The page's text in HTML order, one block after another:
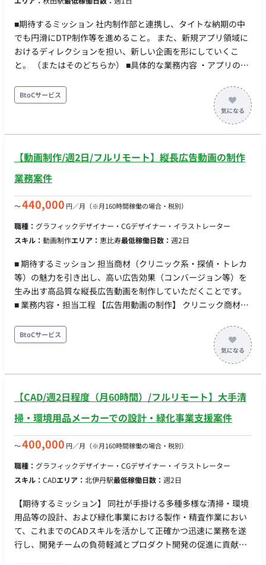
■期待するミッション 社内制作部と連携し、タイトな納期の中
でも円滑にDTP制作等を進めること。 また、新規アプリ領域に
おけるディレクションを担い、新しい企画を形にしていくこ
と。 （またはそのどちらか） ■具体的な業務内容 ・アプリのデ
ームページ関連の作業 ・社内制作部との連携、進行管理 ※アプ
リディレクションとDTP作業の両方をご対応いただける方がベ
ストですが、どちらか一方のみの得意領域でのご参画もご相談
可能です。 ■担当工程（業務範囲） 企画立案からディレクショ
可） ■チーム体制 社内の制作部メンバーと一緒に進めていただ
きます。 ■業務の流れ （※詳細ヒアリング必要：どのような依
ール：Illustrator, Photoshop, inDesign ■開発フェーズと予定
ズ（アプリのデザインは完成している、） ■案件の魅力（会社
について・サービスについて） 正社員ほどのリソースは割けな
きたい方にマッチする環境です。 ■リモート稼働について ・フ
ルリモート可能 ■働き方 ・別日も網羅的に稼働していただきた
いが、月の中旬ごろに集中的に稼働ができる方
BtoCサービス
【動画制作/週2日/フルリモート】縦長広告動画の制作
業務案件
〜440,000 円／月 （※月160時間稼働の場合・税別）
職種： グラフィックデザイナー・CGデザイナー・イラストレーター
スキル： 動画制作エリア： 恵比寿最低稼働日数： 週2日
■ 期待するミッション 担当商材（クリニック系・探偵・トレカ
等）の魅力を引き出し、高い広告効果（コンバージョン等）を
生み出す高品質な縦長広告動画を制作していただくことです。
■ 業務内容・担当工程 【広告用動画の制作】 クリニック商材
偵、トレカ等）の広告用動画の制作般をご担当いただきます。
■働き方 ・稼働量：週2日（基本平日） ・リモート稼働：フルリ
モート ・フレックス：基本9:00～19:00の間で8時間稼働 ※急な
ご予定で対応が深夜帯になるなどの場合は連絡いただければ可
BtoCサービス
【CAD/週2日程度（月60時間）/フルリモート】大手清
掃・環境用品メーカーでの設計・緑化事業支援案件
〜400,000 円／月 （※月160時間稼働の場合・税別）
職種： グラフィックデザイナー・CGデザイナー・イラストレーター
スキル： CADエリア： 北伊丹駅最低稼働日数： 週2日
【期待するミッション】 同社が手掛ける多種多様な清掃・環境
用品等の設計、および緑化事業における製作・精査作業におい
て、これまでのCADスキルを活かして正確かつ迅速に業務を遂
行し、開発チームの負荷軽減とプロダクト開発の促進に貢献し